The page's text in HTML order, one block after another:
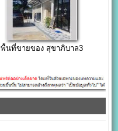
พื้นที่ขายของ สุขาภิบาล3